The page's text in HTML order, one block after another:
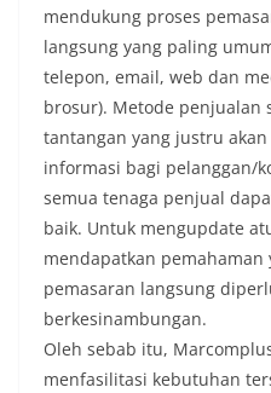
mendukung proses
langsung yang paling
telepon, email, web dan
brosur). Metode penjualan
tantangan yang justru
informasi bagi pelanggan/
semua tenaga penjual
baik. Untuk mengupdate
mendapatkan
pemasaran langsung
berkesinambungan.
Oleh sebab itu,
menfasilitasi kebutuhan